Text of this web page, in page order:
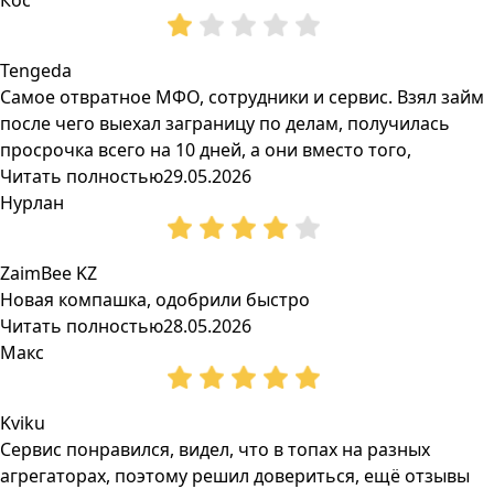
Tengeda
Самое отвратное МФО, сотрудники и сервис. Взял займ
после чего выехал заграницу по делам, получилась
просрочка всего на 10 дней, а они вместо того,
Читать полностью29.05.2026
Нурлан
ZaimBee KZ
Новая компашка, одобрили быстро
Читать полностью28.05.2026
Макс
Kviku
Сервис понравился, видел, что в топах на разных
агрегаторах, поэтому решил довериться, ещё отзывы